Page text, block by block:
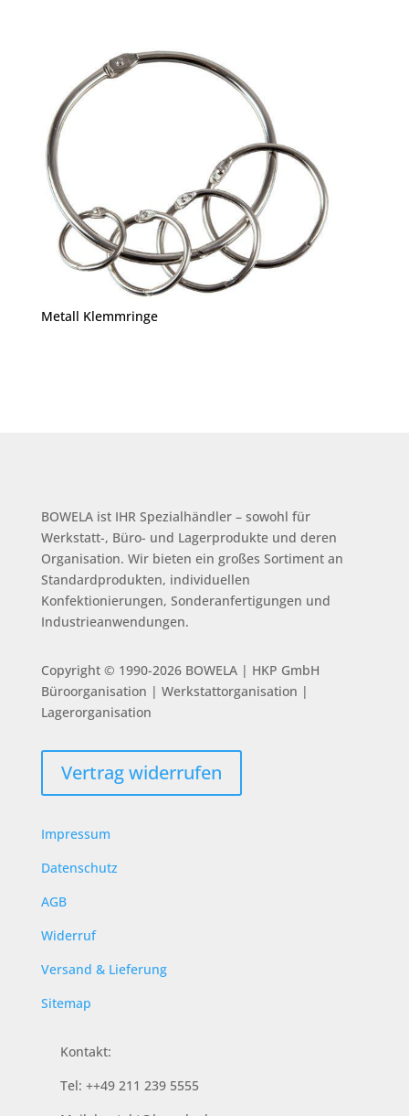
Metall Klemmringe
BOWELA ist IHR Spezialhändler – sowohl für
Werkstatt-, Büro- und Lagerprodukte und deren
Organisation. Wir bieten ein großes Sortiment an
Standardprodukten, individuellen
Konfektionierungen, Sonderanfertigungen und
Industrieanwendungen.
Copyright © 1990-2026 BOWELA | HKP GmbH
Büroorganisation | Werkstattorganisation |
Lagerorganisation
Vertrag widerrufen
Impressum
Datenschutz
AGB
Widerruf
Versand & Lieferung
Sitemap
Kontakt:
Tel: ++49 211 239 5555